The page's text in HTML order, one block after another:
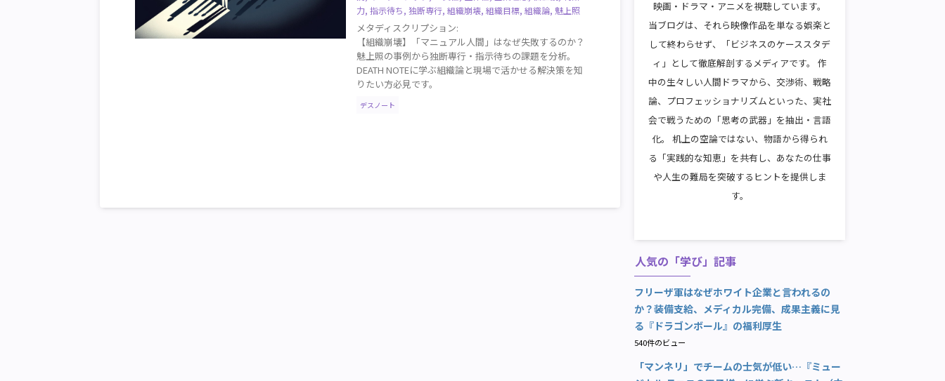
力, 指示待ち, 独断専行, 組織崩壊, 組織目標, 組織論, 魅上照
メタディスクリプション:
【組織崩壊】「マニュアル人間」はなぜ失敗するのか？
魅上照の事例から独断専行・指示待ちの課題を分析。
DEATH NOTEに学ぶ組織論と現場で活かせる解決策を知
りたい方必見です。
デスノート
映画・ドラマ・アニメを視聴しています。
当ブログは、それら映像作品を単なる娯楽と
して終わらせず、「ビジネスのケーススタデ
ィ」として徹底解剖するメディアです。 作
中の生々しい人間ドラマから、交渉術、戦略
論、プロフェッショナリズムといった、実社
会で戦うための「思考の武器」を抽出・言語
化。 机上の空論ではない、物語から得られ
る「実践的な知恵」を共有し、あなたの仕事
や人生の難局を突破するヒントを提供しま
す。
人気の「学び」記事
フリーザ軍はなぜホワイト企業と言われるの
か？装備支給、メディカル完備、成果主義に見
る『ドラゴンボール』の福利厚生
540件のビュー
「マンネリ」でチームの士気が低い…『ミュー